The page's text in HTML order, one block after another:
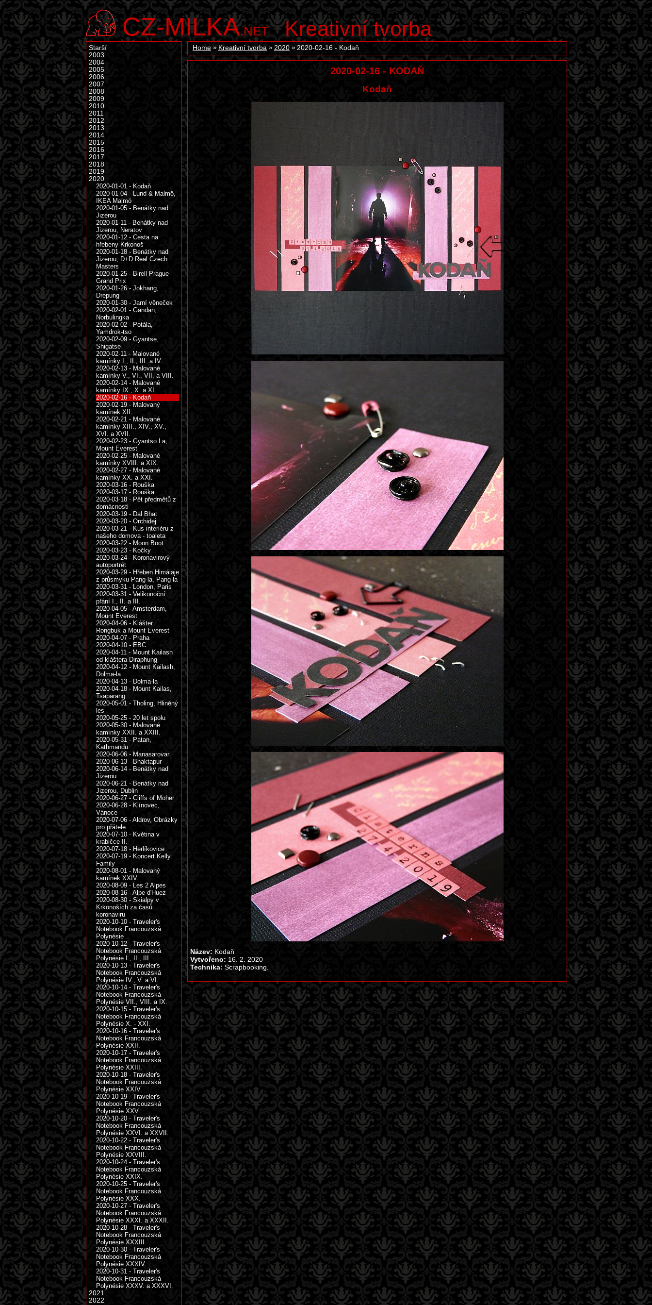
CZ-MILKA.NET Kreativní tvorba
Home Kreativní tvorba 2020 2020-02-16 - Kodaň
2020-02-16 - KODAŇ
Kodaň
Název: Kodaň
Vytvořeno: 16. 2. 2020
Technika: Scrapbooking.
Starší
2003
2004
2005
2006
2007
2008
2009
2010
2011
2012
2013
2014
2015
2016
2017
2018
2019
2020
2020-01-01 - Kodaň
2020-01-04 - Lund & Malmö,
IKEA Malmö
2020-01-05 - Benátky nad
Jizerou
2020-01-11 - Benátky nad
Jizerou, Neratov
2020-01-12 - Cesta na
hřebeny Krkonoš
2020-01-18 - Benátky nad
Jizerou, D+D Real Czech
Masters
2020-01-25 - Birell Prague
Grand Prix
2020-01-26 - Jokhang,
Drepung
2020-01-30 - Jarní věneček
2020-02-01 - Gandän,
Norbulingka
2020-02-02 - Potála,
Yamdrok-tso
2020-02-09 - Gyantse,
Shigatse
2020-02-11 - Malované
kamínky I., II., III. a IV.
2020-02-13 - Malované
kamínky V., VI., VII. a VIII.
2020-02-14 - Malované
kamínky IX., X. a XI.
2020-02-16 - Kodaň
2020-02-19 - Malovaný
kamínek XII.
2020-02-21 - Malované
kamínky XIII., XIV., XV.,
XVI. a XVII.
2020-02-23 - Gyantso La,
Mount Everest
2020-02-25 - Malované
kamínky XVIII. a XIX.
2020-02-27 - Malované
kamínky XX. a XXI.
2020-03-16 - Rouška
2020-03-17 - Rouška
2020-03-18 - Pět předmětů z
domácnosti
2020-03-19 - Dal Bhat
2020-03-20 - Orchidej
2020-03-21 - Kus interiéru z
našeho domova - toaleta
2020-03-22 - Moon Boot
2020-03-23 - Kočky
2020-03-24 - Koronavirový
autoportrét
2020-03-29 - Hřeben Himálaje
z průsmyku Pang-la, Pang-la
2020-03-31 - London, Paris
2020-03-31 - Velikonoční
přání I., II. a III.
2020-04-05 - Amsterdam,
Mount Everest
2020-04-06 - Klášter
Rongbuk a Mount Everest
2020-04-07 - Praha
2020-04-10 - EBC
2020-04-11 - Mount Kailash
od kláštera Diraphung
2020-04-12 - Mount Kailash,
Dolma-la
2020-04-13 - Dolma-la
2020-04-18 - Mount Kailas,
Tsaparang
2020-05-01 - Tholing, Hliněný
les
2020-05-25 - 20 let spolu
2020-05-30 - Malované
kamínky XXII. a XXIII.
2020-05-31 - Patan,
Kathmandu
2020-06-06 - Manasarovar
2020-06-13 - Bhaktapur
2020-06-14 - Benátky nad
Jizerou
2020-06-21 - Benátky nad
Jizerou, Dublin
2020-06-27 - Cliffs of Moher
2020-06-28 - Klínovec,
Vánoce
2020-07-06 - Aldrov, Obrázky
pro přátele
2020-07-10 - Květina v
krabičce II.
2020-07-18 - Herlíkovice
2020-07-19 - Koncert Kelly
Family
2020-08-01 - Malovaný
kamínek XXIV.
2020-08-09 - Les 2 Alpes
2020-08-16 - Alpe d'Huez
2020-08-30 - Skialpy v
Krkonoších za časů
koronaviru
2020-10-10 - Traveler's
Notebook Francouzská
Polynésie
2020-10-12 - Traveler's
Notebook Francouzská
Polynésie I., II., III.
2020-10-13 - Traveler's
Notebook Francouzská
Polynésie IV., V. a VI.
2020-10-14 - Traveler's
Notebook Francouzská
Polynésie VII., VIII. a IX.
2020-10-15 - Traveler's
Notebook Francouzská
Polynésie X. - XXI.
2020-10-16 - Traveler's
Notebook Francouzská
Polynésie XXII.
2020-10-17 - Traveler's
Notebook Francouzská
Polynésie XXIII.
2020-10-18 - Traveler's
Notebook Francouzská
Polynésie XXIV.
2020-10-19 - Traveler's
Notebook Francouzská
Polynésie XXV.
2020-10-20 - Traveler's
Notebook Francouzská
Polynésie XXVI. a XXVII.
2020-10-22 - Traveler's
Notebook Francouzská
Polynésie XXVIII.
2020-10-24 - Traveler's
Notebook Francouzská
Polynésie XXIX.
2020-10-25 - Traveler's
Notebook Francouzská
Polynésie XXX.
2020-10-27 - Traveler's
Notebook Francouzská
Polynésie XXXI. a XXXII.
2020-10-28 - Traveler's
Notebook Francouzská
Polynésie XXXIII.
2020-10-30 - Traveler's
Notebook Francouzská
Polynésie XXXIV.
2020-10-31 - Traveler's
Notebook Francouzská
Polynésie XXXV. a XXXVI.
2021
2022